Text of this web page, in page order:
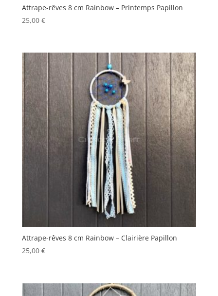
Attrape-rêves 8 cm Rainbow – Printemps Papillon
25,00 €
Attrape-rêves 8 cm Rainbow – Clairière Papillon
25,00 €